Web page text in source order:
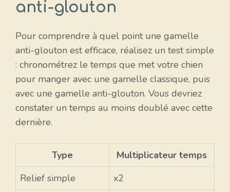
anti-glouton
Pour comprendre à quel point une gamelle
anti-glouton est efficace, réalisez un test simple
: chronométrez le temps que met votre chien
pour manger avec une gamelle classique, puis
avec une gamelle anti-glouton. Vous devriez
constater un temps au moins doublé avec cette
dernière.
Type
Multiplicateur temps
Relief simple
x2